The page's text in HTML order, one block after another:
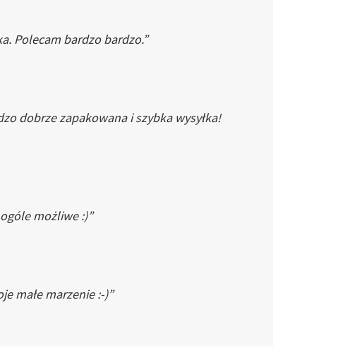
Polecam bardzo bardzo.”
dobrze zapakowana i szybka wysyłka!
możliwe :)”
małe marzenie :-)”